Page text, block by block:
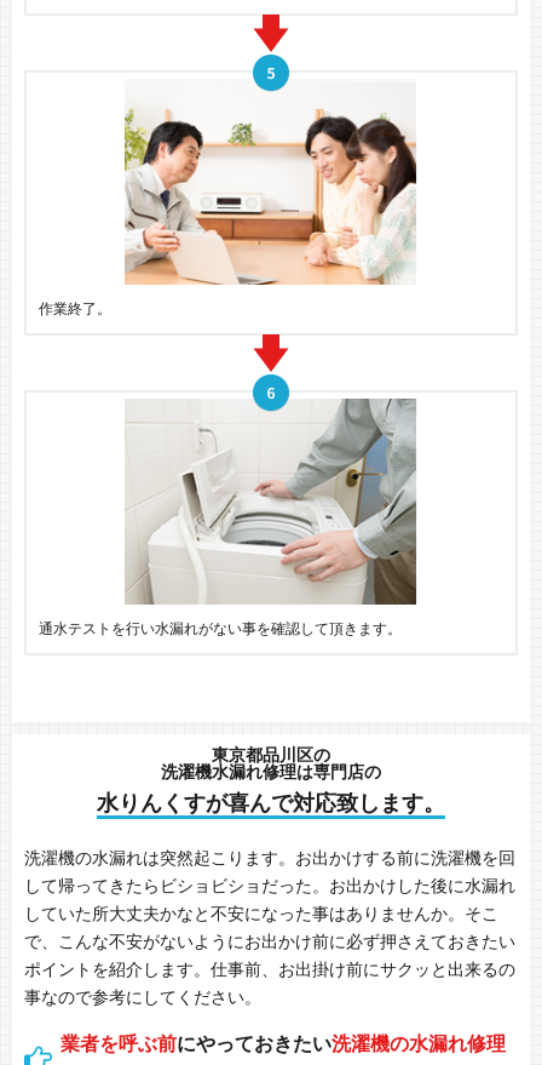
作業終了。
通水テストを行い水漏れがない事を確認して頂きます。
東京都品川区の
洗濯機水漏れ修理は専門店の
水りんくすが喜んで対応致します。
洗濯機の水漏れは突然起こります。お出かけする前に洗濯機を回
して帰ってきたらビショビショだった。お出かけした後に水漏れ
していた所大丈夫かなと不安になった事はありませんか。そこ
で、こんな不安がないようにお出かけ前に必ず押さえておきたい
ポイントを紹介します。仕事前、お出掛け前にサクッと出来るの
事なので参考にしてください。
業者を呼ぶ前にやっておきたい洗濯機の水漏れ修理